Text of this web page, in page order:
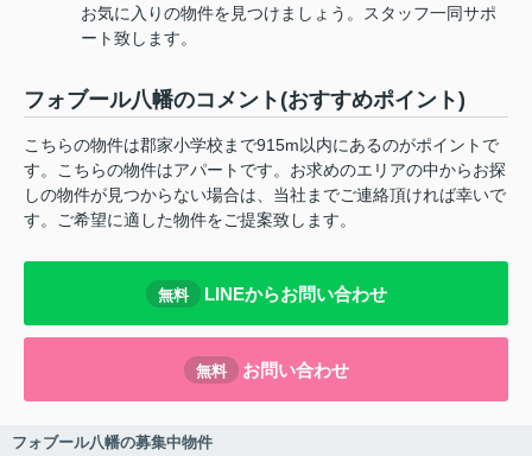
お気に入りの物件を見つけましょう。スタッフ一同サポ
ート致します。
フォブール八幡のコメント(おすすめポイント)
こちらの物件は郡家小学校まで915m以内にあるのがポイントで
す。こちらの物件はアパートです。お求めのエリアの中からお探
しの物件が見つからない場合は、当社までご連絡頂ければ幸いで
す。ご希望に適した物件をご提案致します。
無料 LINEからお問い合わせ
無料 お問い合わせ
フォブール八幡の募集中物件